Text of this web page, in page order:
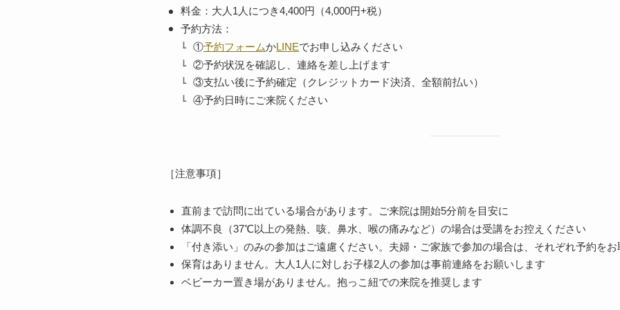
料金：大人1人につき4,400円（4,000円+税）
予約方法：
①予約フォームかLINEでお申し込みください
②予約状況を確認し、連絡を差し上げます
③支払い後に予約確定（クレジットカード決済、全額前払い）
④予約日時にご来院ください
［注意事項］
直前まで訪問に出ている場合があります。ご来院は開始5分前を目安に
体調不良（37℃以上の発熱、咳、鼻水、喉の痛みなど）の場合は受講をお控えください
「付き添い」のみの参加はご遠慮ください。夫婦・ご家族で参加の場合は、それぞれ予約を
保育はありません。大人1人に対しお子様2人の参加は事前連絡をお願いします
ベビーカー置き場がありません。抱っこ紐での来院を推奨します